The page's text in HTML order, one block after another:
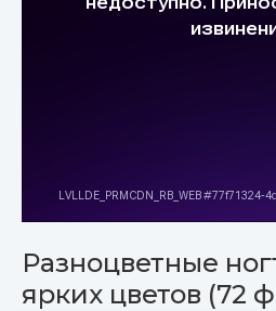
Разноцветные
ярких цветов (72